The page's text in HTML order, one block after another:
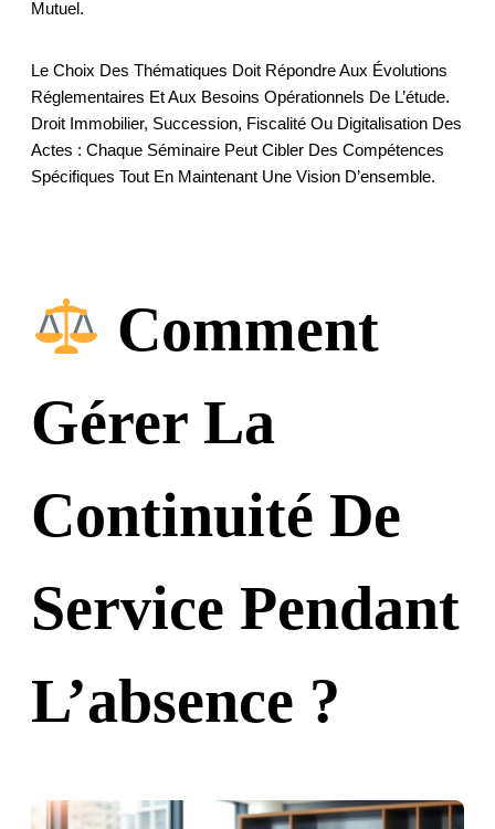
Mutuel.
Le Choix Des Thématiques Doit Répondre Aux Évolutions
Réglementaires Et Aux Besoins Opérationnels De L’étude.
Droit Immobilier, Succession, Fiscalité Ou Digitalisation Des
Actes : Chaque Séminaire Peut Cibler Des Compétences
Spécifiques Tout En Maintenant Une Vision D’ensemble.
Comment
Gérer La
Continuité De
Service Pendant
L’absence ?